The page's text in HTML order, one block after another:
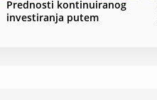
Prednosti kontinuiranog
investiranja putem